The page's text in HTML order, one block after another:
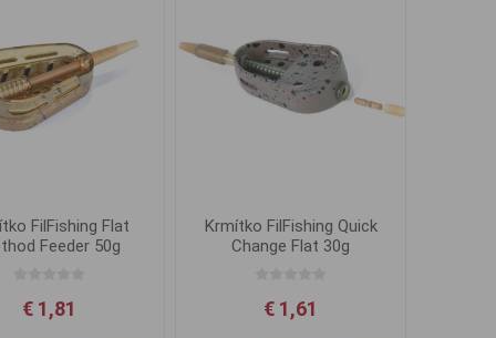
FilFishing Flat
Feeder 50g
€ 1,81
Krmítko FilFishing Quick
Change Flat 30g
€ 1,61